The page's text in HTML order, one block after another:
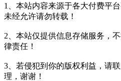
1、本站内容来源于各大付费平
未经允许请勿转载！
2、本站仅提供信息存储服务，
律责任！
3、若侵犯到你的版权利益，请
理，谢谢！